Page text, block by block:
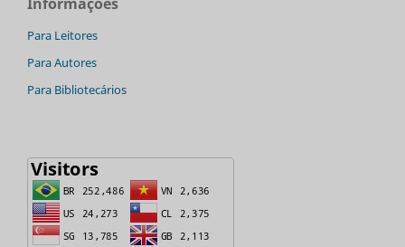
Para Leitores
Para Autores
Para Bibliotecários